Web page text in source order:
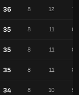
36 8 12 7
35 8 11 8
35 8 11 8
35 8 11 8
34 8 10 9